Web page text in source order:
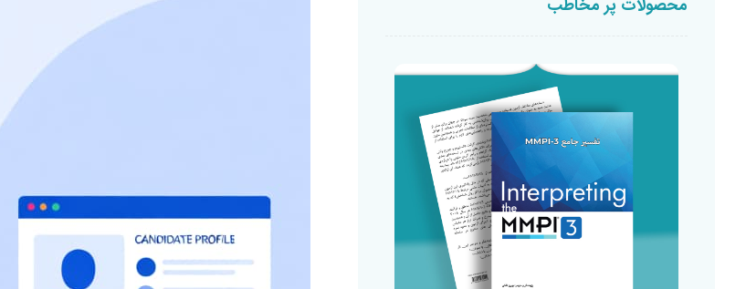
محصولات پر مخاطب